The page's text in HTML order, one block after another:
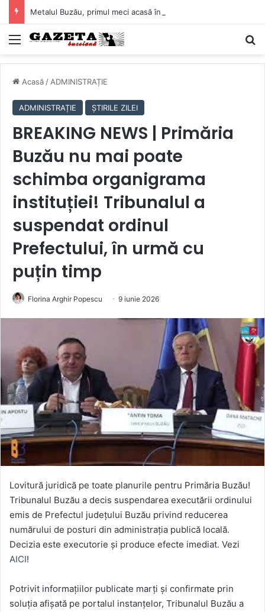
Mediu
Acasă / ADMINISTRAȚIE
ADMINISTRAȚIE ȘTIRILE ZILEI
BREAKING NEWS | Primăria
Buzău nu mai poate
schimba organigrama
instituției! Tribunalul a
suspendat ordinul
Prefectului, în urmă cu
puțin timp
Florina Arghir Popescu 9 iunie 2026
Lovitură juridică pe toate planurile pentru Primăria Buzău!
Tribunalul Buzău a decis suspendarea executării ordinului
emis de Prefectul județului Buzău privind reducerea
numărului de posturi din administrația publică locală.
Decizia este executorie și produce efecte imediat. Vezi
AICI!
Potrivit informațiilor publicate marți și confirmate prin
soluția afișată pe portalul instanțelor, Tribunalul Buzău a